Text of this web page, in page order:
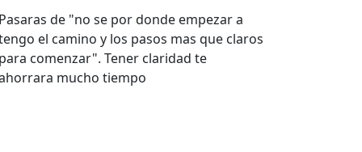
Pasaras de "no se por donde empezar a
el camino y los pasos mas que claros
para comenzar". Tener claridad te
mucho tiempo